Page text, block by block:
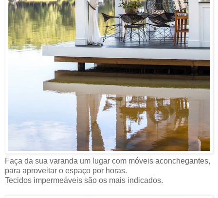
Faça da sua varanda um lugar com móveis aconchegantes,
para aproveitar o espaço por horas.
Tecidos impermeáveis são os mais indicados.